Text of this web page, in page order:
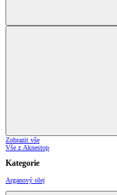
Zobrazit vše
Vše z Aknestop
Kategorie
Arganový olej